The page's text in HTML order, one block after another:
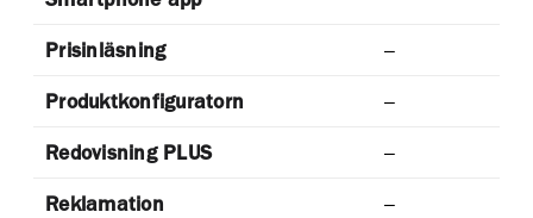
Prisinläsning –
Produktkonfiguratorn –
Redovisning PLUS –
Reklamation –